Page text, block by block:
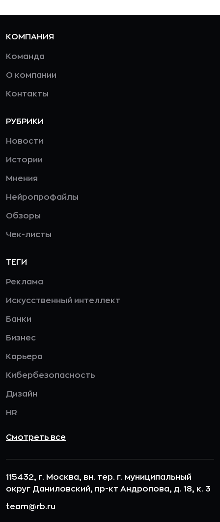
КОМПАНИЯ
Команда
О компании
Контакты
РУБРИКИ
Новости
Истории
Мнения
Нейропрофайлы
Обзоры
Чек-листы
ТЕГИ
Реклама
Искусственный интеллект
Банки
Бизнес
Карьера
Кибербезопасность
Дизайн
HR
Смотреть все
115432, г. Москва, вн. тер. г. муниципальный
округ Даниловский, пр-кт Андропова, д. 18, к. 3
team@rb.ru